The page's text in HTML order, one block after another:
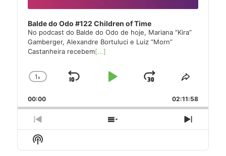
Balde do Odo #122 Children of Time
No podcast do Balde do Odo de hoje, Mariana “Kira”
Gamberger, Alexandre Bortuluci e Luiz “Morn”
Castanheira recebem[...]
Change
Rate
1x
Skip
Play
Jump
Forward
Share
Episode
00:00 02:11:58
Previous
Episode
Show
Episodes
Next
Episode
Show
Podcast